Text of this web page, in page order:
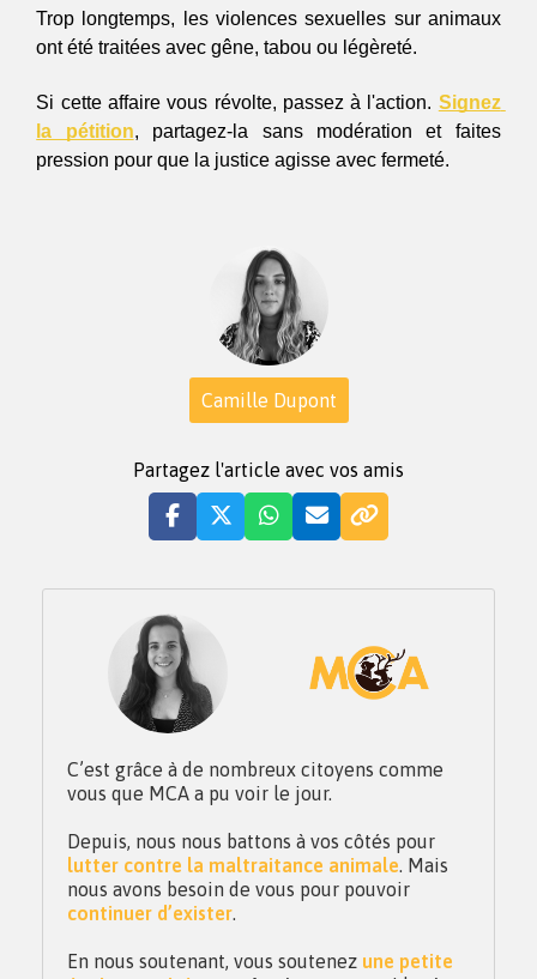
Trop longtemps, les violences sexuelles sur animaux
ont été traitées avec gêne, tabou ou légèreté.
Si cette affaire vous révolte, passez à l'action. Signez
la pétition, partagez-la sans modération et faites
pression pour que la justice agisse avec fermeté.
Camille Dupont
Partagez l'article avec vos amis
C’est grâce à de nombreux citoyens comme
vous que MCA a pu voir le jour.
Depuis, nous nous battons à vos côtés pour
lutter contre la maltraitance animale. Mais
nous avons besoin de vous pour pouvoir
continuer d’exister.
En nous soutenant, vous soutenez une petite